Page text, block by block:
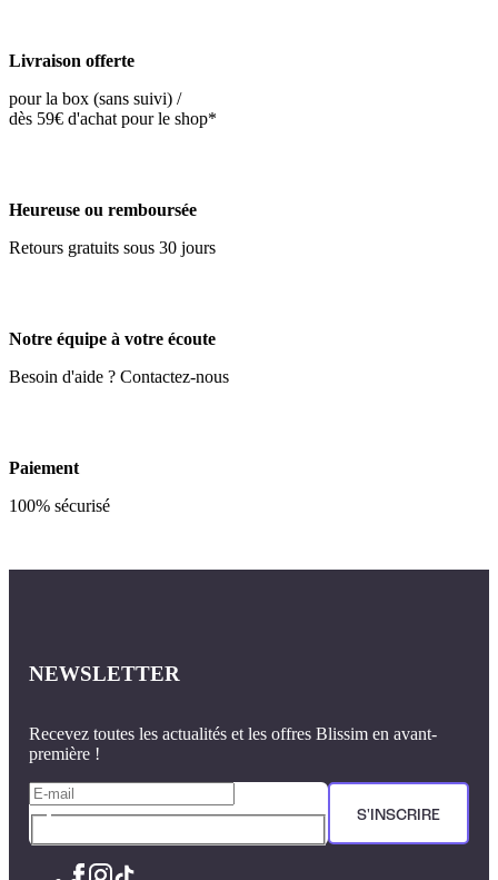
Livraison offerte
pour la box (sans suivi) /
dès 59€ d'achat pour le shop*
Heureuse ou remboursée
Retours gratuits sous 30 jours
Notre équipe à votre écoute
Besoin d'aide ? Contactez-nous
Paiement
100% sécurisé
NEWSLETTER
Recevez toutes les actualités et les offres Blissim en avant-
première !
S'INSCRIRE